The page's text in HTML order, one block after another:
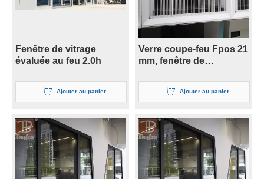
Fenêtre de vitrage
évaluée au feu 2.0h
Ajouter au panier
Verre coupe-feu Fpos 21
mm, fenêtre de
thermique de 30 minutes
Ajouter au panier